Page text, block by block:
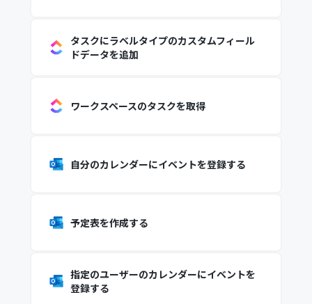
タスクにラベルタイプのカスタムフィール
ドデータを追加
ワークスペースのタスクを取得
自分のカレンダーにイベントを登録する
予定表を作成する
指定のユーザーのカレンダーにイベントを
登録する